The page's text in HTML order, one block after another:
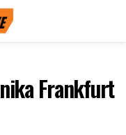
Frankfurt